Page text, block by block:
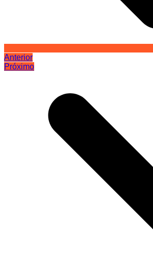
Anterior
Próximo